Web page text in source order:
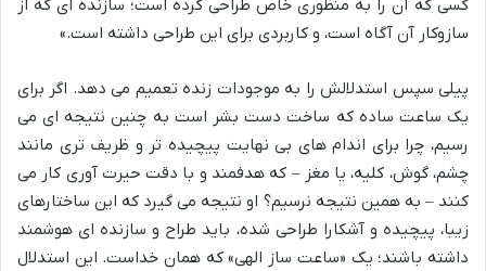
کسی که آن را به منظوری خاص طراحی کرده است؛ سازنده ای که از
سازوکار آن آگاه است، و کاربردی برای این طراحی داشته است.»
پیلی سپس استدلالش را به موجودات زنده تعمیم می دهد. اگر برای
یک ساعت ساده که ساخت دست بشر است به چنین نتیجه ای می
رسیم، چرا برای اندام های بی نهایت پیچیده تر و ظریف تری مانند
چشم، گوش، کلیه، یا مغز – که هدفمند و با دقت حیرت آوری کار می
کنند – به همین نتیجه نرسیم؟ او نتیجه می گیرد که این ساختارهای
زیبا، پیچیده و آشکارا طراحی شده، باید طراح و سازنده ای هوشمند
داشته باشند؛ یک «ساعت ساز الهی» که همان خداست. این استدلال